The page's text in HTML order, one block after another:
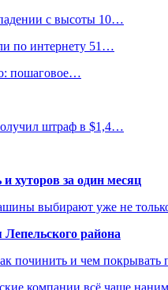
с высоты 10…
по интернету 51…
пошаговое…
штраф в $1,4…
хуторов за один месяц
выбирают уже не
района
починить и чем покрывать
компании всё чаще